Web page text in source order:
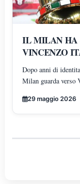
IL MILAN HA
VINCENZO
DELLA
Dopo anni di
Milan guarda verso
e che oggi
emotiva del mondo
29 maggio 2026